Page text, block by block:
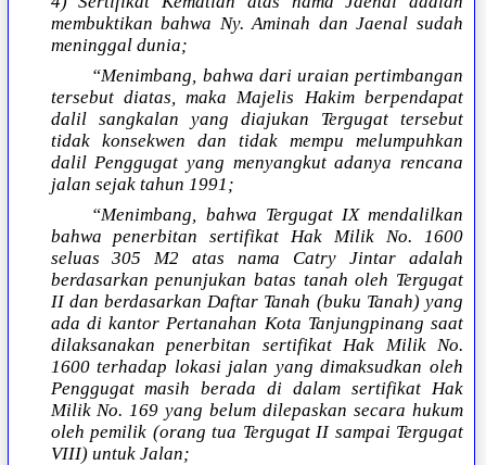
membuktikan bahwa Ny. Aminah dan Jaenal sudah
meninggal dunia;
“Menimbang, bahwa dari uraian pertimbangan
tersebut diatas, maka Majelis Hakim berpendapat
dalil sangkalan yang diajukan Tergugat tersebut
tidak konsekwen dan tidak mempu melumpuhkan
dalil Penggugat yang menyangkut adanya rencana
jalan sejak tahun 1991;
“Menimbang, bahwa Tergugat IX mendalilkan
bahwa penerbitan sertifikat Hak Milik No. 1600
seluas 305 M2 atas nama Catry Jintar adalah
berdasarkan penunjukan batas tanah oleh Tergugat
II dan berdasarkan Daftar Tanah (buku Tanah) yang
ada di kantor Pertanahan Kota Tanjungpinang saat
dilaksanakan penerbitan sertifikat Hak Milik No.
1600 terhadap lokasi jalan yang dimaksudkan oleh
Penggugat masih berada di dalam sertifikat Hak
Milik No. 169 yang belum dilepaskan secara hukum
oleh pemilik (orang tua Tergugat II sampai Tergugat
VIII) untuk Jalan;